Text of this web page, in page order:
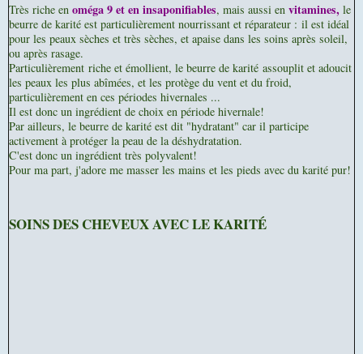
Très riche en oméga 9 et en insaponifiables, mais aussi en vitamines, le
beurre de karité est particulièrement nourrissant et réparateur : il est idéal
pour les peaux sèches et très sèches, et apaise dans les soins après soleil,
ou après rasage.
Particulièrement riche et émollient, le beurre de karité assouplit et adoucit
les peaux les plus abîmées, et les protège du vent et du froid,
particulièrement en ces périodes hivernales ...
Il est donc un ingrédient de choix en période hivernale!
Par ailleurs, le beurre de karité est dit "hydratant" car il participe
activement à protéger la peau de la déshydratation.
C'est donc un ingrédient très polyvalent!
Pour ma part, j'adore me masser les mains et les pieds avec du karité pur!
SOINS DES CHEVEUX AVEC LE KARITÉ